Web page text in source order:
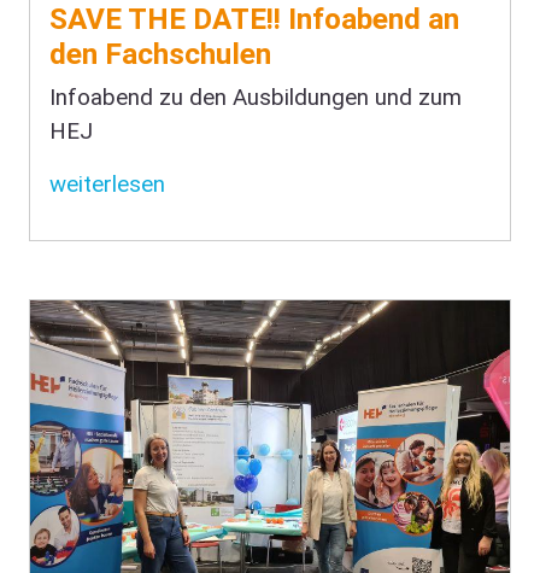
SAVE THE DATE!! Infoabend an
den Fachschulen
Infoabend zu den Ausbildungen und zum
HEJ
weiterlesen